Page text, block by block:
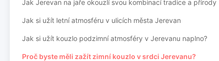
Jak Jerevan na jaře okouzlí svou kombinací tradice a přírody
Jak si užít letní atmosféru v ulicích města Jerevan
Jak si užít kouzlo podzimní atmosféry v Jerevanu naplno?
Proč byste měli zažít zimní kouzlo v srdci Jerevanu?